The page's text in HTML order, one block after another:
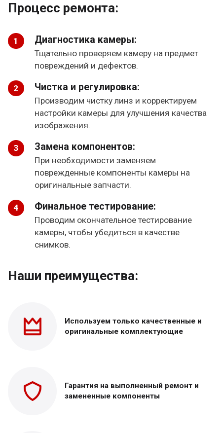
Процесс ремонта:
Диагностика камеры:
Тщательно проверяем камеру на предмет
повреждений и дефектов.
Чистка и регулировка:
Производим чистку линз и корректируем
настройки камеры для улучшения качества
изображения.
Замена компонентов:
При необходимости заменяем
поврежденные компоненты камеры на
оригинальные запчасти.
Финальное тестирование:
Проводим окончательное тестирование
камеры, чтобы убедиться в качестве
снимков.
Наши преимущества:
Используем только качественные и
оригинальные комплектующие
Гарантия на выполненный ремонт и
замененные компоненты